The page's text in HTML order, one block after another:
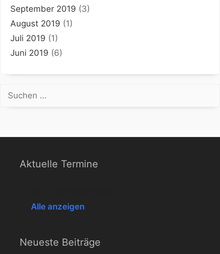
September 2019 (3)
August 2019 (1)
Juli 2019 (1)
Juni 2019 (6)
Suchen
Aktuelle Termine
Alle anzeigen
Neueste Beiträge